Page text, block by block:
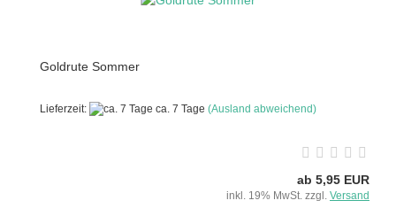
Goldrute Sommer
Lieferzeit: ca. 7 Tage (Ausland abweichend)
ab 5,95 EUR
inkl. 19% MwSt. zzgl. Versand